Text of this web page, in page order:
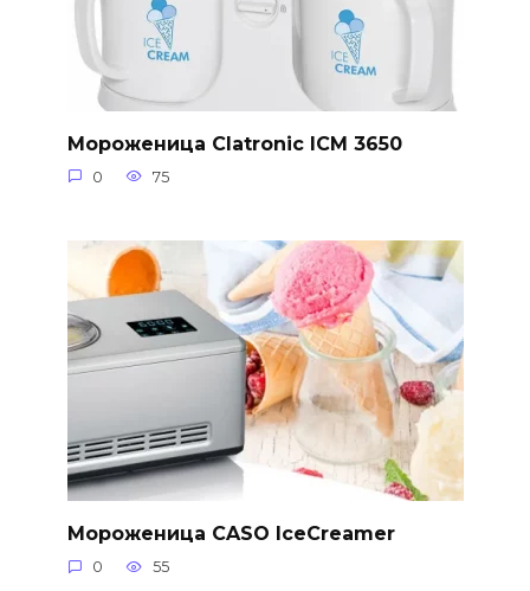
Мороженица Clatronic ICM 3650
0 75
Мороженица CASO IceCreamer
0 55